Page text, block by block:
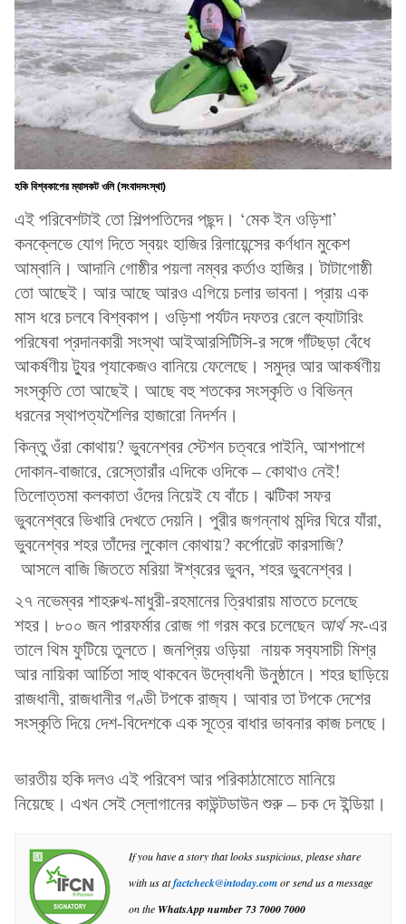
হকি বিশ্বকাপের ম্যাসকট ওলি (সংবাদসংস্থা)
এই পরিবেশটাই তো শিল্পপতিদের পছন্দ। ‘মেক ইন ওড়িশা’
কনক্লেভে যোগ দিতে স্বয়ং হাজির রিলায়েন্সের কর্ণধান মুকেশ
আম্বানি। আদানি গোষ্ঠীর পয়লা নম্বর কর্তাও হাজির। টাটাগোষ্ঠী
তো আছেই। আর আছে আরও এগিয়ে চলার ভাবনা। প্রায় এক
মাস ধরে চলবে বিশ্বকাপ। ওড়িশা পর্যটন দফতর রেলে ক্যাটারিং
পরিষেবা প্রদানকারী সংস্থা আইআরসিটিসি-র সঙ্গে গাঁটছড়া বেঁধে
আকর্ষণীয় ট‍্যুর প‍্যাকেজও বানিয়ে ফেলেছে। সমুদ্র আর আকর্ষণীয়
সংস্কৃতি তো আছেই। আছে বহু শতকের সংস্কৃতি ও বিভিন্ন
ধরনের স্থাপত্যশৈলির হাজারো নিদর্শন।
কিন্তু ওঁরা কোথায়? ভুবনেশ্বর স্টেশন চত্বরে পাইনি, আশপাশে
দোকান-বাজারে, রেস্তোরাঁর এদিকে ওদিকে – কোথাও নেই!
তিলোত্তমা কলকাতা ওঁদের নিয়েই যে বাঁচে। ঝটিকা সফর
ভুবনেশ্বরে ভিখারি দেখতে দেয়নি। পুরীর জগন্নাথ মন্দির ঘিরে যাঁরা,
ভুবনেশ্বর শহর তাঁদের লুকোল কোথায়? কর্পোরেট কারসাজি?
আসলে বাজি জিততে মরিয়া ঈশ্বরের ভুবন, শহর ভুবনেশ্বর।
২৭ নভেম্বর শাহরুখ-মাধুরী-রহমানের ত্রিধারায় মাততে চলেছে
শহর। ৮০০ জন পারফর্মার রোজ গা গরম করে চলেছেন আর্থ সং-এর
তালে থিম ফুটিয়ে তুলতে। জনপ্রিয় ওড়িয়া নায়ক সব‍্যসাচী মিশ্র
আর নায়িকা আর্চিতা সাহু থাকবেন উদ্বোধনী উনুষ্ঠানে। শহর ছাড়িয়ে
রাজধানী, রাজধানীর গণ্ডী টপকে রাজ‍্য। আবার তা টপকে দেশের
সংস্কৃতি দিয়ে দেশ-বিদেশকে এক সূত্রে বাধার ভাবনার কাজ চলছে।
ভারতীয় হকি দলও এই পরিবেশ আর পরিকাঠামোতে মানিয়ে
নিয়েছে। এখন সেই স্লোগানের কাউন্টডাউন শুরু – চক দে ইন্ডিয়া।
If you have a story that looks suspicious, please share
with us atfactcheck@intoday.comor send us a message
on the WhatsApp number73 7000 7000